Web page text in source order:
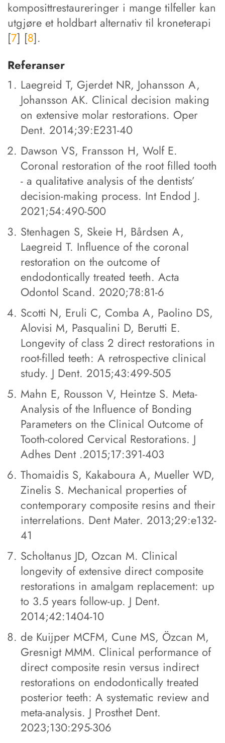
komposittrestaureringer i mange tilfeller kan
utgjøre et holdbart alternativ til kroneterapi
[7] [8].
Referanser
Laegreid T, Gjerdet NR, Johansson A,
Johansson AK. Clinical decision making
on extensive molar restorations. Oper
Dent. 2014;39:E231-40
Dawson VS, Fransson H, Wolf E.
Coronal restoration of the root filled tooth
- a qualitative analysis of the dentists’
decision-making process. Int Endod J.
2021;54:490-500
Stenhagen S, Skeie H, Bårdsen A,
Laegreid T. Influence of the coronal
restoration on the outcome of
endodontically treated teeth. Acta
Odontol Scand. 2020;78:81-6
Scotti N, Eruli C, Comba A, Paolino DS,
Alovisi M, Pasqualini D, Berutti E.
Longevity of class 2 direct restorations in
root-filled teeth: A retrospective clinical
study. J Dent. 2015;43:499-505
Mahn E, Rousson V, Heintze S. Meta-
Analysis of the Influence of Bonding
Parameters on the Clinical Outcome of
Tooth-colored Cervical Restorations. J
Adhes Dent .2015;17:391-403
Thomaidis S, Kakaboura A, Mueller WD,
Zinelis S. Mechanical properties of
contemporary composite resins and their
interrelations. Dent Mater. 2013;29:e132-
41
Scholtanus JD, Ozcan M. Clinical
longevity of extensive direct composite
restorations in amalgam replacement: up
to 3.5 years follow-up. J Dent.
2014;42:1404-10
de Kuijper MCFM, Cune MS, Özcan M,
Gresnigt MMM. Clinical performance of
direct composite resin versus indirect
restorations on endodontically treated
posterior teeth: A systematic review and
meta-analysis. J Prosthet Dent.
2023;130:295-306